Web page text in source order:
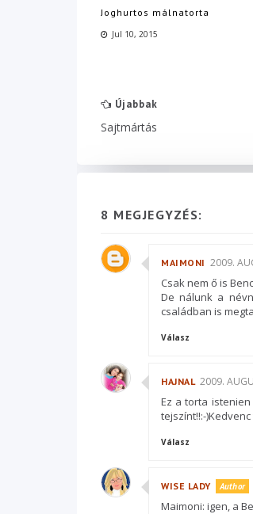
Joghurtos málnatorta
Jul 10, 2015
Újabbak
Sajtmártás
8 MEGJEGYZÉS:
MAIMONI 2009.
Csak nem ő is
De nálunk a
családban is
Válasz
HAJNAL 2009.
Ez a torta
tejszínt!!:-
Válasz
WISE LADY
Maimoni: igen, a